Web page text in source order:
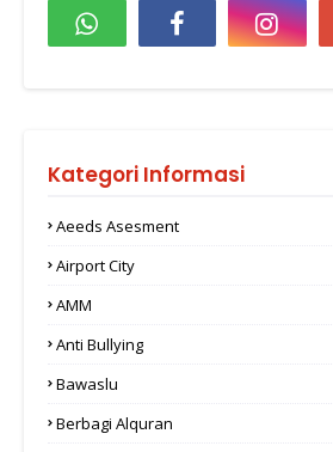
Kategori Informasi
Aeeds Asesment
Airport City
AMM
Anti Bullying
Bawaslu
Berbagi Alquran